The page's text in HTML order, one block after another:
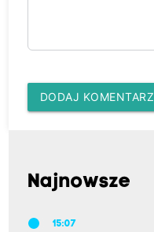
DODAJ KOMENTARZ
Najnowsze
15:07